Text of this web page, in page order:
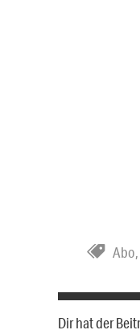
Abo,
Dir hat der